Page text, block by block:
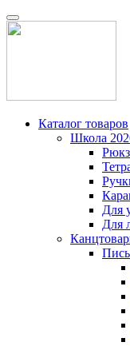
Каталог товаров
Школа
Для
Для